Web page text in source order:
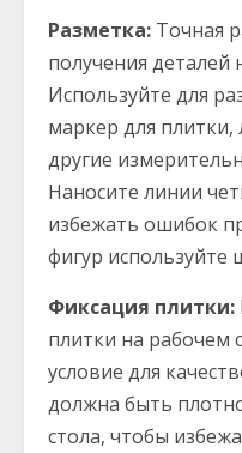
Разметка: Точная
получения
Используйте для
маркер для плитки,
другие
Наносите линии
избежать ошибок
фигур используйте
Фиксация плитки:
плитки на рабочем
условие для
должна быть
стола, чтобы